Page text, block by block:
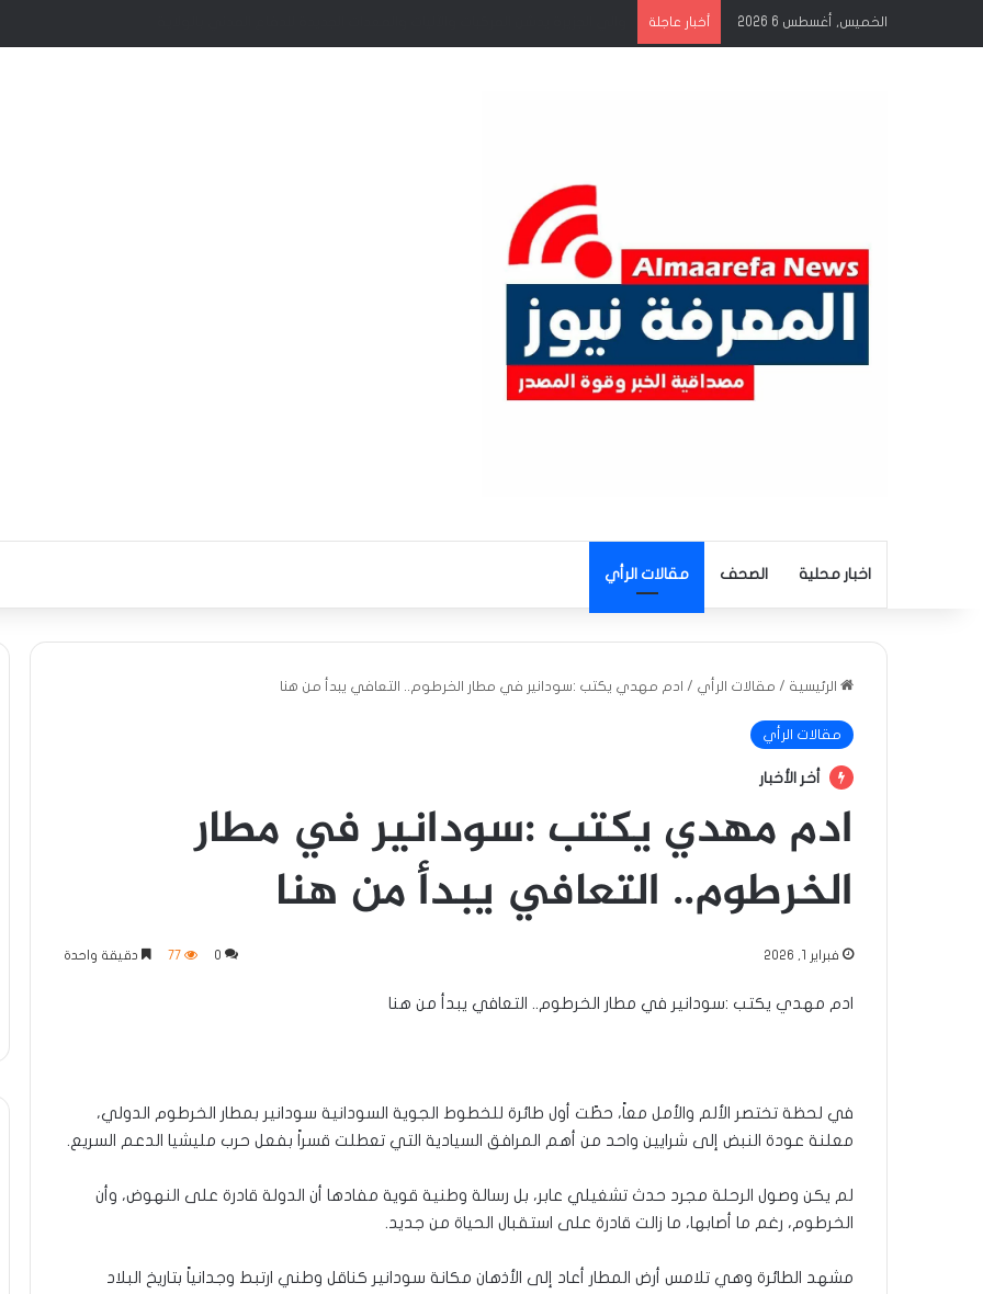
الخميس, أغسطس 6 2026 أخبار عاجلة
اخبار محلية الصحف مقالات الرأي
الرئيسية / مقالات الرأي / ادم مهدي يكتب :سودانير في مطار الخرطوم.. التعافي يبدأ من هنا
مقالات الرأي
أخر الأخبار
ادم مهدي يكتب :سودانير في مطار
الخرطوم.. التعافي يبدأ من هنا
فبراير 1, 2026 0
77 دقيقة واحدة
ادم مهدي يكتب :سودانير في مطار الخرطوم.. التعافي يبدأ من هنا
في لحظة تختصر الألم والأمل معاً، حطّت أول طائرة للخطوط الجوية السودانية سودانير بمطار الخرطوم الدولي،
معلنة عودة النبض إلى شرايين واحد من أهم المرافق السيادية التي تعطلت قسراً بفعل حرب مليشيا الدعم السريع.
لم يكن وصول الرحلة مجرد حدث تشغيلي عابر، بل رسالة وطنية قوية مفادها أن الدولة قادرة على النهوض، وأن
الخرطوم، رغم ما أصابها، ما زالت قادرة على استقبال الحياة من جديد.
مشهد الطائرة وهي تلامس أرض المطار أعاد إلى الأذهان مكانة سودانير كناقل وطني ارتبط وجدانياً بتاريخ البلاد